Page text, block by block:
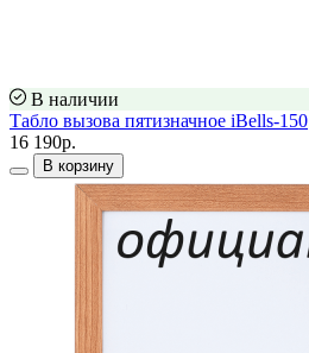
В наличии
Табло вызова пятизначное iBells-150
16 190р.
В корзину